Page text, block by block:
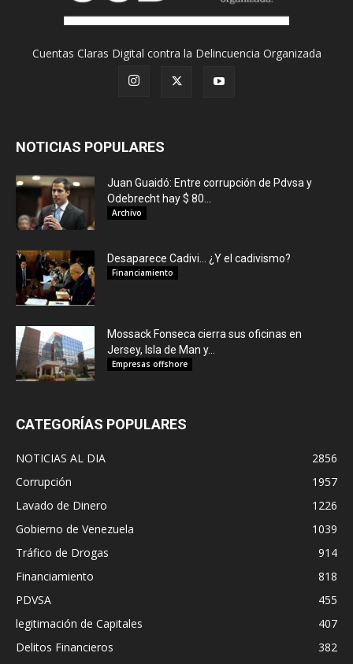
Cuentas Claras Digital contra la Delincuencia Organizada
NOTICIAS POPULARES
Juan Guaidó: Entre corrupción de Pdvsa y
Odebrecht hay $ 80...
Archivo
Desaparece Cadivi… ¿Y el cadivismo?
Financiamiento
Mossack Fonseca cierra sus oficinas en
Jersey, Isla de Man y...
Empresas offshore
CATEGORÍAS POPULARES
NOTICIAS AL DIA
2856
Corrupción
1957
Lavado de Dinero
1226
Gobierno de Venezuela
1039
Tráfico de Drogas
914
Financiamiento
818
PDVSA
455
legitimación de Capitales
407
Delitos Financieros
382